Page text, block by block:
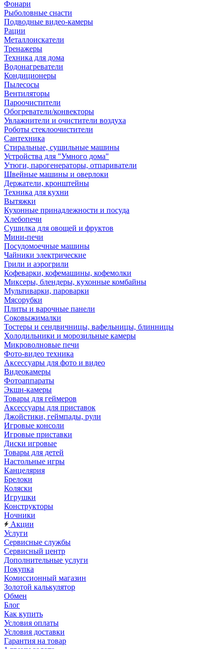
Фонари
Рыболовные снасти
Подводные видео-камеры
Рации
Металлоискатели
Тренажеры
Техника для дома
Водонагреватели
Кондиционеры
Пылесосы
Вентиляторы
Пароочистители
Обогреватели/конвекторы
Увлажнители и очистители воздуха
Роботы стеклоочистители
Сантехника
Стиральные, сушильные машины
Устройства для "Умного дома"
Утюги, парогенераторы, отпариватели
Швейные машины и оверлоки
Держатели, кронштейны
Техника для кухни
Вытяжки
Кухонные принадлежности и посуда
Хлебопечи
Сушилка для овощей и фруктов
Мини-печи
Посудомоечные машины
Чайники электрические
Грили и аэрогрили
Кофеварки, кофемашины, кофемолки
Миксеры, блендеры, кухонные комбайны
Мультиварки, пароварки
Мясорубки
Плиты и варочные панели
Соковыжималки
Тостеры и сендвичницы, вафельницы, блинницы
Холодильники и морозильные камеры
Микроволновые печи
Фото-видео техника
Аксессуары для фото и видео
Видеокамеры
Фотоаппараты
Экшн-камеры
Товары для геймеров
Аксессуары для приставок
Джойстики, геймпады, рули
Игровые консоли
Игровые приставки
Диски игровые
Товары для детей
Настольные игры
Канцелярия
Брелоки
Коляски
Игрушки
Конструкторы
Ночники
Акции
Услуги
Сервисные службы
Сервисный центр
Дополнительные услуги
Покупка
Комиссионный магазин
Золотой калькулятор
Обмен
Блог
Как купить
Условия оплаты
Условия доставки
Гарантия на товар